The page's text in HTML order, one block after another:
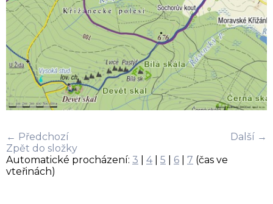
← Předchozí
Další →
Zpět do složky
Automatické procházení: 3 4| 5 6 7 (čas ve
vteřinách)